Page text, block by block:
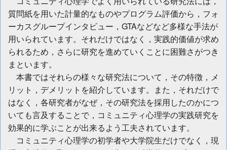
質問紙を用いた計量的なものやプログラム評価から，フォ
ーカスグループインタビュー，GTAなどなど多様な手法が
用いられています。それだけではなく，実践的価値が求め
られるため，さらに研究を進めていくことに困難さがつき
まといます。
本書ではそれらの様々な研究法について，その特徴，メ
リット，デメリットを紹介しています。また，それだけで
はなく，各研究者がなぜ，その研究法を採用したのかにつ
いても言及することで，コミュニティ心理学の実践研究を
効果的に学ぶことが出来るよう工夫されています。
コミュニティ心理学の初学者や大学院生だけでなく，現